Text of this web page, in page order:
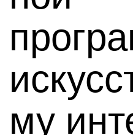
му